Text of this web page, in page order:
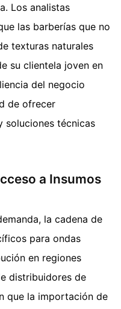
Los analistas
las barberías que no
texturas naturales
su clientela joven en
del negocio
de ofrecer
soluciones técnicas
a Insumos
la cadena de
para ondas
en regiones
distribuidores de
que la importación de